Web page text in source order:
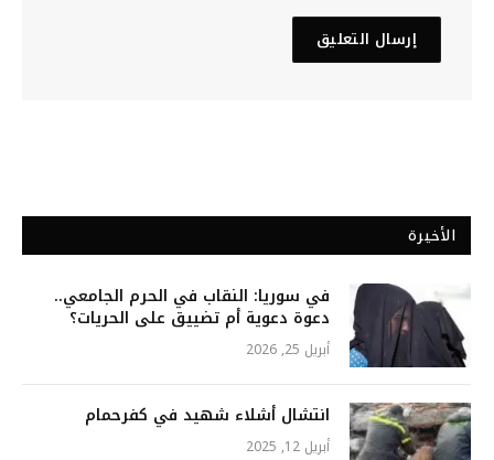
الأخيرة
في سوريا: النقاب في الحرم الجامعي..
دعوة دعوية أم تضييق على الحريات؟
أبريل 25, 2026
انتشال أشلاء شهيد في كفرحمام
أبريل 12, 2025